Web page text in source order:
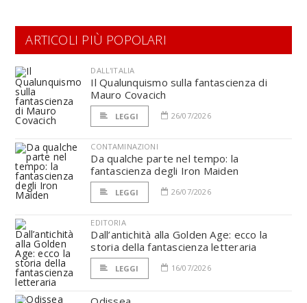
ARTICOLI PIÙ POPOLARI
DALL'ITALIA
Il Qualunquismo sulla fantascienza di
Mauro Covacich
LEGGI 26/07/2026
CONTAMINAZIONI
Da qualche parte nel tempo: la
fantascienza degli Iron Maiden
LEGGI 26/07/2026
EDITORIA
Dall’antichità alla Golden Age: ecco la
storia della fantascienza letteraria
LEGGI 16/07/2026